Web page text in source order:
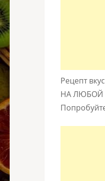
Рецепт
НА ЛЮБОЙ